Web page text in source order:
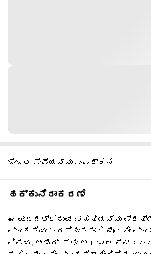
ಬೆಂಬಲ ಸೇವೆಯನ್ನು ಸಂಪರ್ಕಿಸಿ
ಹಕ್ಕುನಿರಾಕರಣೆ
ಈ ಪುಟದಲ್ಲಿರುವ ಮಾಹಿತಿಯನ್ನು
ವ್ಯಕ್ತಿಯು ಒದಗಿಸುತ್ತಾರೆ. ಮೂರನೇ
ವಿಷಯ, ಆಫರ್ ‌ ಗಳು ಅಥವಾ ಈ